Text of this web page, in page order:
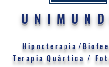
Hipnoterapia /
Terapia Quântica /